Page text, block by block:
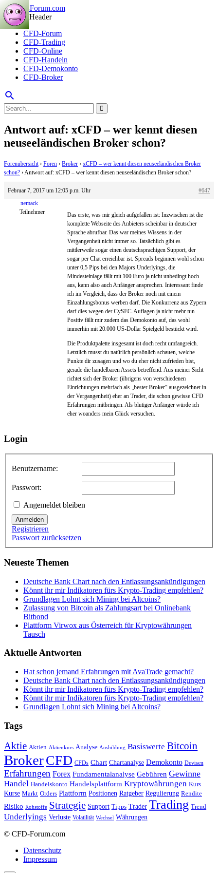
CFD-Forum
CFD-Trading
CFD-Online
CFD-Handeln
CFD-Demokonto
CFD-Broker
search
Antwort auf: xCFD – wer kennt diesen
neuseeländischen Broker schon?
Forenübersicht › Foren › Broker › xCFD – wer kennt diesen neuseeländischen Broker
schon? ›Antwort auf: xCFD – wer kennt diesen neuseeländischen Broker schon?
Februar 7, 2017 um 12:05 p.m. Uhr
#647
nemack
Teilnehmer
Das erste, was mir gleich aufgefallen ist: Inzwischen ist die
komplette Webseite des Anbieters scheinbar in deutscher
Sprache abrufbar. Das war meines Wissens in der
Vergangenheit nicht immer so. Tatsächlich gibt es
mittlerweile sogar einen deutschsprachigen Support, der
sogar per Chat erreichbar ist. Spreads beginnen wohl schon
unter 0,5 Pips bei den Majors Underlyings, die
Mindesteinlage fällt mit 100 Euro ja nicht unbedingt hoch
aus, kann also auch Anfänger ansprechen. Interessant finde
ich im Vergleich, dass der Broker noch mit einem
Einzahlungsbonus werben darf. Die Konkurrenz aus Zypern
darf dies wegen der CySEC-Auflagen ja nicht mehr tun.
Positiv fällt mir zudem das Demokonto auf, das wohl
immerhin mit 20.000 US-Dollar Spielgeld bestückt wird.
Die Produktpalette insgesamt ist doch recht umfangreich.
Letztlich musst du natürlich persönlich schauen, welche
Punkte dir zusagen und wo du eher nicht zufrieden bist,
gerade die handelbaren Assets betreffend. Aus meiner Sicht
richtet sich der Broker (übrigens von verschiedenen
Einrichtungen mehrfach als „bester Broker“ ausgezeichnet in
der Vergangenheit) eher an Trader, die schon gewisse CFD
Erfahrungen mitbringen. Als blutiger Anfänger würde ich
eher woanders mein Glück versuchen.
Login
Benutzername:
Passwort:
Angemeldet bleiben
Anmelden
Registrieren
Passwort zurücksetzen
Neueste Themen
Deutsche Bank Chart nach den Entlassungsankündigungen
Könnt ihr mir Indikatoren fürs Krypto-Trading empfehlen?
Grundlagen Lohnt sich Mining bei Altcoins?
Zulassung von Bitcoin als Zahlungsart bei Onlinebank
Bitbond
Plattform Virwox aus Österreich für Kryptowährungen
Tausch
Aktuelle Antworten
Hat schon jemand Erfahrungen mit AvaTrade gemacht?
Deutsche Bank Chart nach den Entlassungsankündigungen
Könnt ihr mir Indikatoren fürs Krypto-Trading empfehlen?
Könnt ihr mir Indikatoren fürs Krypto-Trading empfehlen?
Grundlagen Lohnt sich Mining bei Altcoins?
Tags
Aktie Aktien Aktienkurs Analyse Ausbildung Basiswerte Bitcoin
BrokerCFD CFDs Chart Chartanalyse Demokonto Devisen
Erfahrungen Forex Fundamentalanalyse Gebühren Gewinne
Handel Handelskonto Handelsplattform Kryptowährungen Kurs
Kurse Markt Orders Plattform Positionen Ratgeber Regulierung Rendite
Risiko Rohstoffe Strategie Support Tipps Trader Trading Trend
Underlyings Verluste Volatilität Wechsel Währungen
© CFD-Forum.com
Datenschutz
Impressum